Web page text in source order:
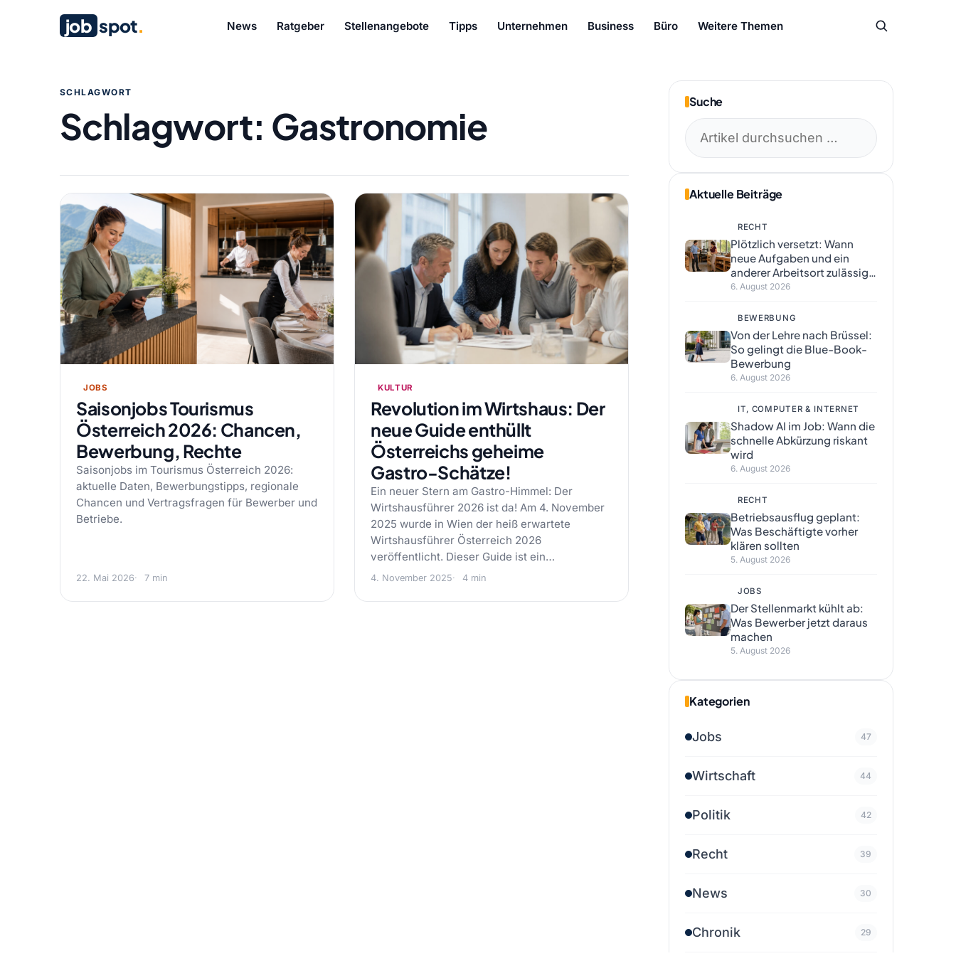
job spot. News Ratgeber Stellenangebote Tipps Unternehmen Business Büro Weitere Themen
SCHLAGWORT
Schlagwort: Gastronomie
JOBS
Saisonjobs Tourismus
Österreich 2026: Chancen,
Bewerbung, Rechte
Saisonjobs im Tourismus Österreich 2026:
aktuelle Daten, Bewerbungstipps, regionale
Chancen und Vertragsfragen für Bewerber und
Betriebe.
22. Mai 2026 7 min
KULTUR
Revolution im Wirtshaus: Der
neue Guide enthüllt
Österreichs geheime
Gastro-Schätze!
Ein neuer Stern am Gastro-Himmel: Der
Wirtshausführer 2026 ist da! Am 4. November
2025 wurde in Wien der heiß erwartete
Wirtshausführer Österreich 2026
veröffentlicht. Dieser Guide ist ein…
4. November 2025 4 min
Suche
Aktuelle Beiträge
RECHT
Plötzlich versetzt: Wann
neue Aufgaben und ein
anderer Arbeitsort zulässig
sind
6. August 2026
BEWERBUNG
Von der Lehre nach Brüssel:
So gelingt die Blue-Book-
Bewerbung
6. August 2026
IT, COMPUTER & INTERNET
Shadow AI im Job: Wann die
schnelle Abkürzung riskant
wird
6. August 2026
RECHT
Betriebsausflug geplant:
Was Beschäftigte vorher
klären sollten
5. August 2026
JOBS
Der Stellenmarkt kühlt ab:
Was Bewerber jetzt daraus
machen
5. August 2026
Kategorien
Jobs 47
Wirtschaft 44
Politik 42
Recht 39
News 30
Chronik 29